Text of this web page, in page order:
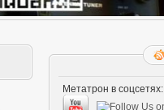
Метатрон в соцсетях: